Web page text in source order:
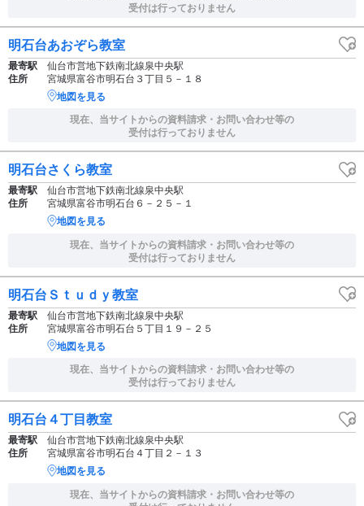
受付は行っておりません
明石台あおぞら教室
最寄駅 仙台市営地下鉄南北線泉中央駅
住所 宮城県富谷市明石台３丁目５－１８
地図を見る
現在、当サイトからの資料請求・お問い合わせ等の
受付は行っておりません
明石台さくら教室
最寄駅 仙台市営地下鉄南北線泉中央駅
住所 宮城県富谷市明石台６－２５－１
地図を見る
現在、当サイトからの資料請求・お問い合わせ等の
受付は行っておりません
明石台Ｓｔｕｄｙ教室
最寄駅 仙台市営地下鉄南北線泉中央駅
住所 宮城県富谷市明石台５丁目１９－２５
地図を見る
現在、当サイトからの資料請求・お問い合わせ等の
受付は行っておりません
明石台４丁目教室
最寄駅 仙台市営地下鉄南北線泉中央駅
住所 宮城県富谷市明石台４丁目２－１３
地図を見る
現在、当サイトからの資料請求・お問い合わせ等の